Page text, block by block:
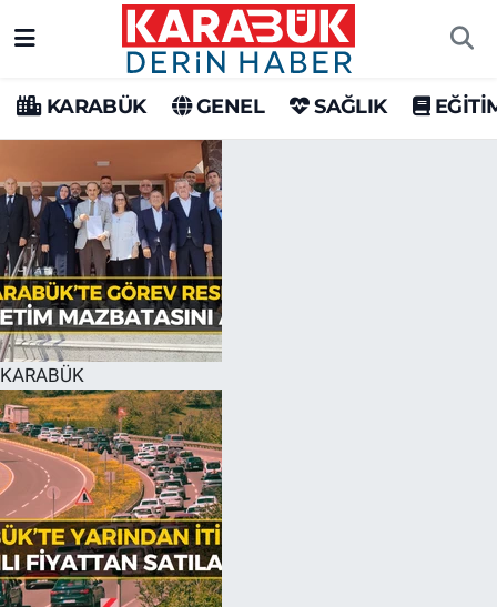
KARABÜK GENEL SAĞLIK
KARABÜK
Karabük Hava Durumu
Karabük Trafik Yoğunluk Haritası
Süper Lig Puan Durumu ve Fikstür
Tüm Manşetler
Son Dakika Haberleri
Haber Arşivi